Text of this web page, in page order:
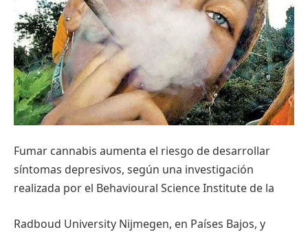
Fumar cannabis aumenta el riesgo de desarrollar
síntomas depresivos, según una investigación
realizada por el Behavioural Science Institute de la
Radboud University Nijmegen, en Países Bajos, y